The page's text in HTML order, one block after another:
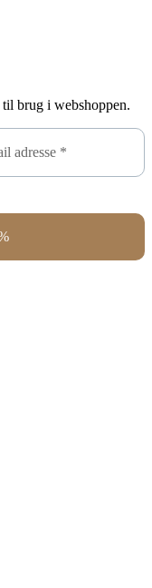
til brug i webshoppen.